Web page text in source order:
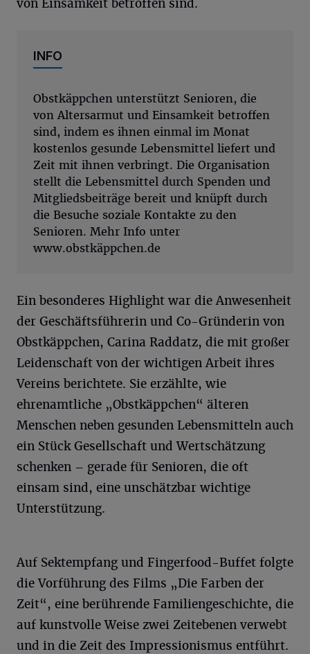
von Einsamkeit betroffen sind.
INFO
Obstkäppchen unterstützt Senioren, die
von Altersarmut und Einsamkeit betroffen
sind, indem es ihnen einmal im Monat
kostenlos gesunde Lebensmittel liefert und
Zeit mit ihnen verbringt. Die Organisation
stellt die Lebensmittel durch Spenden und
Mitgliedsbeiträge bereit und knüpft durch
die Besuche soziale Kontakte zu den
Senioren. Mehr Info unter
www.obstkäppchen.de
Ein besonderes Highlight war die Anwesenheit
der Geschäftsführerin und Co-Gründerin von
Obstkäppchen, Carina Raddatz, die mit großer
Leidenschaft von der wichtigen Arbeit ihres
Vereins berichtete. Sie erzählte, wie
ehrenamtliche „Obstkäppchen“ älteren
Menschen neben gesunden Lebensmitteln auch
ein Stück Gesellschaft und Wertschätzung
schenken – gerade für Senioren, die oft
einsam sind, eine unschätzbar wichtige
Unterstützung.
Auf Sektempfang und Fingerfood-Buffet folgte
die Vorführung des Films „Die Farben der
Zeit“, eine berührende Familiengeschichte, die
auf kunstvolle Weise zwei Zeitebenen verwebt
und in die Zeit des Impressionismus entführt.